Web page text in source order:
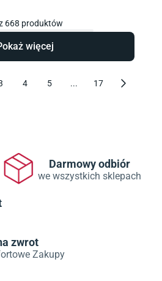
668 produktów
więcej
4 5 ... 17
Darmowy odbiór
we wszystkich sklepach
zwrot
Zakupy